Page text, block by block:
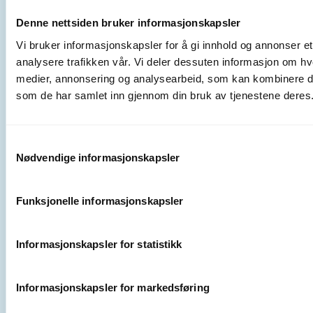
Denne nettsiden bruker informasjonskapsler
Vi bruker informasjonskapsler for å gi innhold og annonser
analysere trafikken vår. Vi deler dessuten informasjon om
medier, annonsering og analysearbeid, som kan
som de har samlet inn gjennom din bruk av tjenestene
Nødvendige informasjonskapsler
Funksjonelle informasjonskapsler
Informasjonskapsler for statistikk
Informasjonskapsler for markedsføring